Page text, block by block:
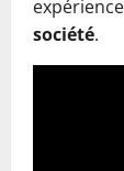
société.